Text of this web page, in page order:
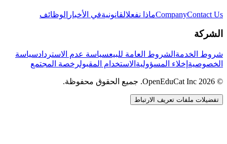
CompanyContact Us ماذا نفعلالقانونيةفي الأخبار الوظائف
الشركة
شروط الخدمة الشروط العامة للبيعسياسة عدم الاستردادسياسة
الخصوصية إخلاء المسؤولية الاستخدام المقبولرخصة المجتمع
© 2026 OpenEduCat Inc. جميع الحقوق محفوظة.
تفضيلات ملفات تعريف الارتباط